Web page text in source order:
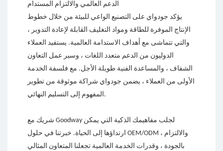
الدعم العالمي والالتزام المستدام
يؤكد جودواي على التصنيع الواعي للبيئة من خلال خطوط
الإنتاج الموفرة للطاقة ومواد التغليف القابلة لإعادة التدوير ،
والتي تتماشى مع أهداف الاستدامة العالمية. يستفيد العملاء
الدوليون من الدعم متعدد اللغات ، وسير عمل التعاون
الشفاف ، والمساعدة الفنية طويلة الأجل. مع فلسفة الخدمة
الأولى من العملاء ، يضمن جودواي شراكة موثوقة من تطوير
المفهوم إلى التسليم النهائي.
شريك مع Goodway لجلب مفاهيمك الذكية التي يمكن
ارتداؤها إلى الحياة. خبرتنا في حلول OEM/ODM ، والالتزام
بالجودة ، وقدرات الخدمة العالمية تجعلنا المتعاون المثالي